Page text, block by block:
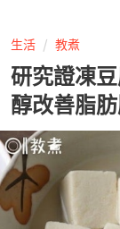
生活 教煮
研究證凍
醇改善脂